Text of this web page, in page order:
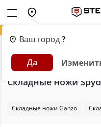
Ваш город?
Да
Главная Каталог
Spyderco (Спайдерко)
Складные ножи
Складные ножи Ganzo